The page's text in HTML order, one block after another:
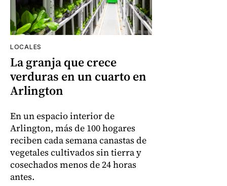
LOCALES
La granja que crece
verduras en un cuarto en
Arlington
En un espacio interior de
Arlington, más de 100 hogares
reciben cada semana canastas de
vegetales cultivados sin tierra y
cosechados menos de 24 horas
antes.